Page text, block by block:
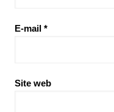
E-mail *
Site web